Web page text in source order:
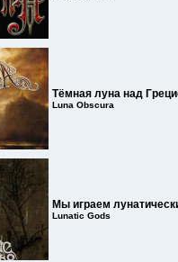
Тёмная луна над
Luna Obscura
Мы играем
Lunatic Gods